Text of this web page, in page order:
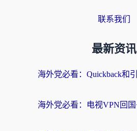
联系我们
最新资讯